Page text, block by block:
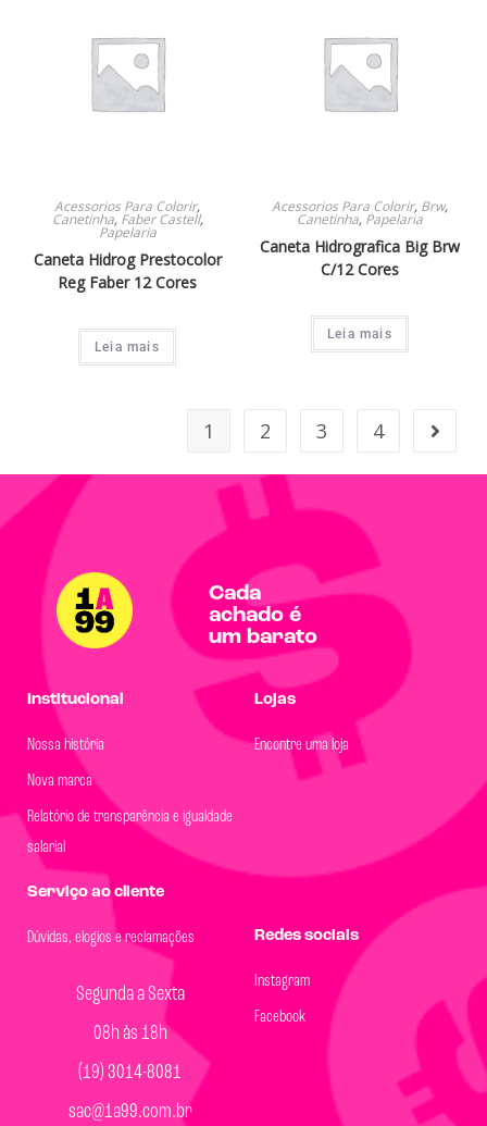
Acessorios Para Colorir,
Canetinha, Faber Castell,
Papelaria
Caneta Hidrog Prestocolor
Reg Faber 12 Cores
Leia mais
Acessorios Para Colorir, Brw,
Canetinha, Papelaria
Caneta Hidrografica Big Brw
C/12 Cores
Leia mais
1 2 3 4
Cada
achado é
um barato
Institucional
Nossa história
Nova marca
Relatório de transparência e igualdade
salarial
Lojas
Encontre uma loja
Serviço ao cliente
Dúvidas, elogios e reclamações
Segunda a Sexta
08h às 18h
(19) 3014-8081
sac@1a99.com.br
Redes sociais
Instagram
Facebook